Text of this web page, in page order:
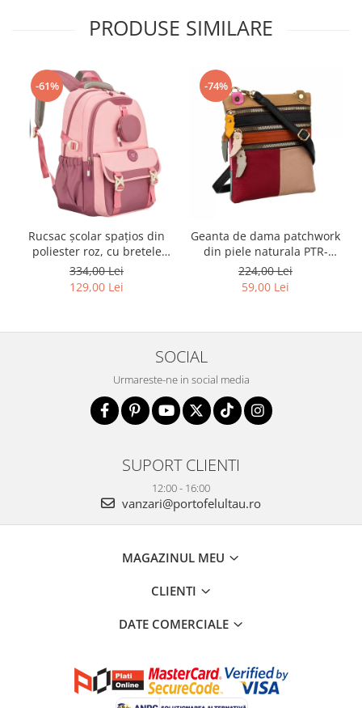
PRODUSE SIMILARE
-61%
Rucsac școlar spațios din
poliester roz, cu bretele
reglabile - Peterson PTR-
PTN 8610-1327 PINK
334,00 Lei
129,00 Lei
-74%
Geanta de dama patchwork
din piele naturala PTR-
1718-SKL-6922 MULTI
224,00 Lei
59,00 Lei
SOCIAL
Urmareste-ne in social media
SUPORT CLIENTI
12:00 - 16:00
vanzari@portofelultau.ro
MAGAZINUL MEU
CLIENTI
DATE COMERCIALE